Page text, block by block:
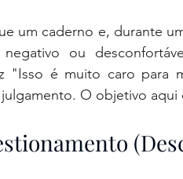
um caderno e, durante
ou
"Isso é muito caro
O objetivo aqui